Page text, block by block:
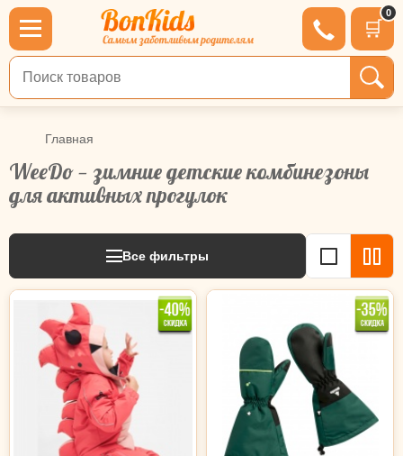
🛒
0
Поиск по товарам
Главная
WeeDo — зимние детские комбинезоны
для активных прогулок
Все фильтры
92-104 140-152 17см (8-10л)